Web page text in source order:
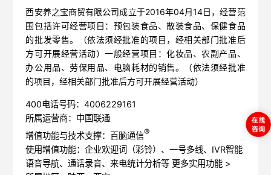
西安养之宝商贸有限公司成立于2016年04月14日，经营范
围包括许可经营项目：预包装食品、散装食品、保健食品
的批发零售。（依法须经批准的项目，经相关部门批准后
方可开展经营活动）一般经营项目：化妆品、农副产品、
办公用品、劳保用品、电脑耗材的销售。（依法须经批准
的项目，经相关部门批准后方可开展经营活动）
400电话号码：4006229161
所属运营商：中国联通
增值功能与技术支撑：百脑通信®
使用增值功能：企业欢迎词（彩铃）、一号多线、IVR智能
语音导航、通话录音、来电统计分析等 更多实用功能 >